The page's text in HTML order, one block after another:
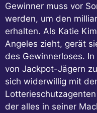
Gewinner muss vor
werden, um den
erhalten. Als Katie
Angeles zieht, gerät
des Gewinnerloses.
von Jackpot-Jägern
sich widerwillig mit
der alles in seiner